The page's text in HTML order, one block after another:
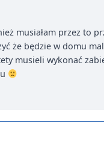
musiałam przez to
że będzie w domu
musieli wykonać